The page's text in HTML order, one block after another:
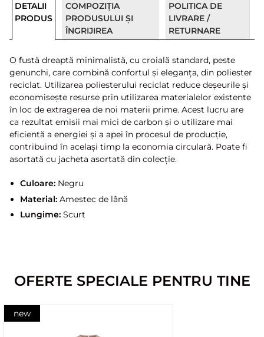
DETALII
PRODUS
COMPOZIȚIA
PRODUSULUI ȘI
ÎNGRIJIREA
POLITICA DE
LIVRARE /
RETURNARE
O fustă dreaptă minimalistă, cu croială standard, peste
genunchi, care combină confortul și eleganța, din poliester
reciclat. Utilizarea poliesterului reciclat reduce deșeurile și
economisește resurse prin utilizarea materialelor existente
în loc de extragerea de noi materii prime. Acest lucru are
ca rezultat emisii mai mici de carbon și o utilizare mai
eficientă a energiei și a apei în procesul de producție,
contribuind în același timp la economia circulară. Poate fi
asortată cu jacheta asortată din colecție.
Culoare:Negru
Material:Amestec de lână
Lungime:Scurt
OFERTE SPECIALE PENTRU TINE
new